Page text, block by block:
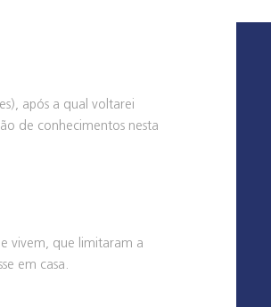
após a qual voltarei
de conhecimentos nesta
vivem, que limitaram a
em casa.